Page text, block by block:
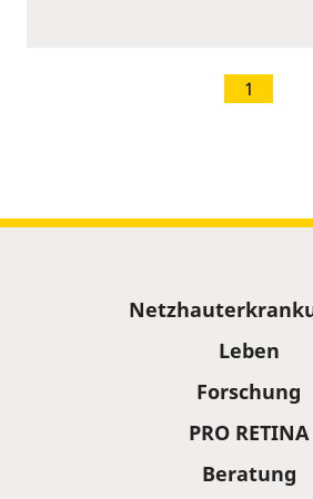
1
Leben
Forschung
PRO RETINA
Beratung